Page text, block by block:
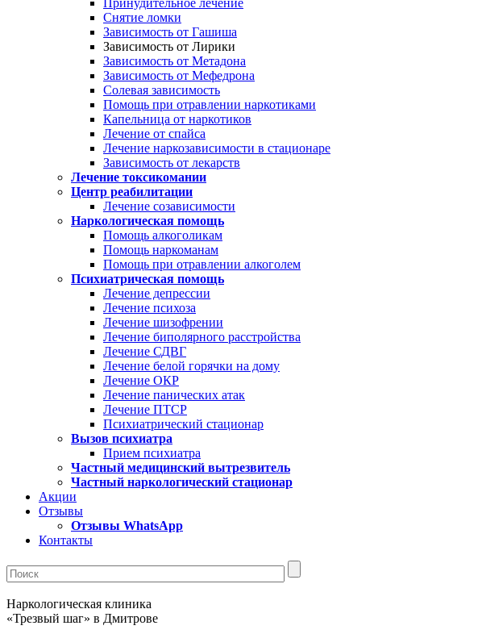
Принудительное лечение
Снятие ломки
Зависимость от Гашиша
Зависимость от Лирики
Зависимость от Метадона
Зависимость от Мефедрона
Солевая зависимость
Помощь при отравлении наркотиками
Капельница от наркотиков
Лечение от спайса
Лечение наркозависимости в стационаре
Зависимость от лекарств
Лечение токсикомании
Центр реабилитации
Лечение созависимости
Наркологическая помощь
Помощь алкоголикам
Помощь наркоманам
Помощь при отравлении алкоголем
Психиатрическая помощь
Лечение депрессии
Лечение психоза
Лечение шизофрении
Лечение биполярного расстройства
Лечение СДВГ
Лечение белой горячки на дому
Лечение ОКР
Лечение панических атак
Лечение ПТСР
Психиатрический стационар
Вызов психиатра
Прием психиатра
Частный медицинский вытрезвитель
Частный наркологический стационар
Акции
Отзывы
Отзывы WhatsApp
Контакты
Наркологическая клиника
«Трезвый шаг» в Дмитрове